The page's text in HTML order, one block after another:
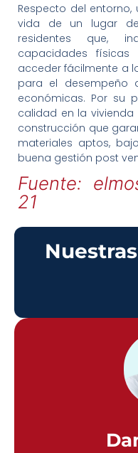
Respecto del
vida de un lugar
residentes que,
capacidades
acceder fácilmente a
para el desempeño
económicas. Por su
calidad en la
construcción que
materiales aptos,
buena gestión post
Fuente:
21